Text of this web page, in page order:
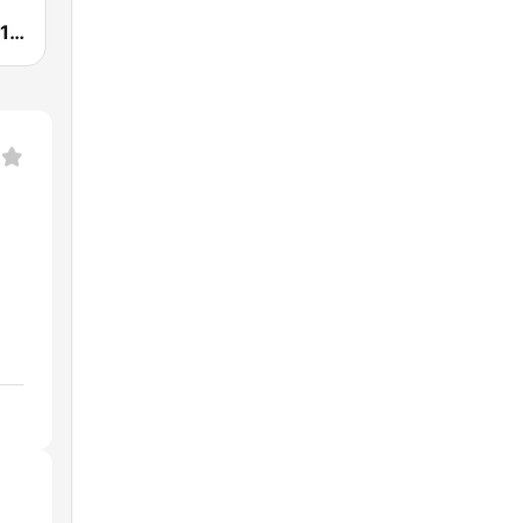
Exitos Xela 107.1 FM